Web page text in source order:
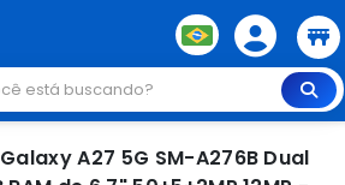
A27 5G SM-A276B Dual